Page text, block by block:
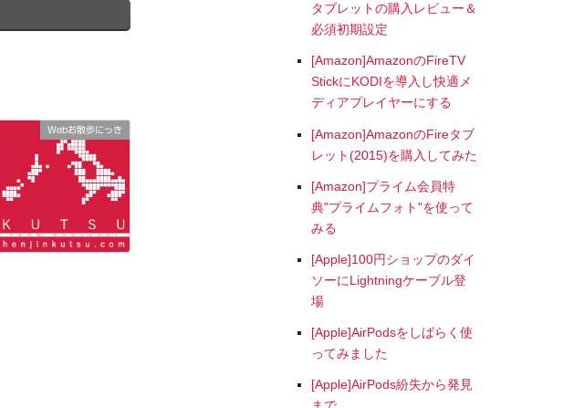
Webお散歩にっき
タブレットの購入レビュー＆
必須初期設定
[Amazon]AmazonのFireTV
StickにKODIを導入し快適メ
ディアプレイヤーにする
[Amazon]AmazonのFireタブ
レット(2015)を購入してみた
[Amazon]プライム会員特
典"プライムフォト"を使って
みる
[Apple]100円ショップのダイ
ソーにLightningケーブル登
場
[Apple]AirPodsをしばらく使
ってみました
[Apple]AirPods紛失から発見